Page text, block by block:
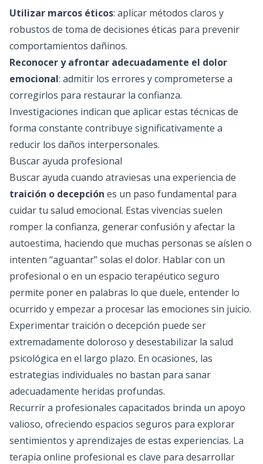
Utilizar marcos éticos: aplicar métodos claros y
robustos de toma de decisiones éticas para prevenir
comportamientos dañinos.
Reconocer y afrontar adecuadamente el dolor
emocional: admitir los errores y comprometerse a
corregirlos para restaurar la confianza.
Investigaciones indican que aplicar estas técnicas de
forma constante contribuye significativamente a
reducir los daños interpersonales.
Buscar ayuda profesional
Buscar ayuda cuando atraviesas una experiencia de
traición o decepción es un paso fundamental para
cuidar tu salud emocional. Estas vivencias suelen
romper la confianza, generar confusión y afectar la
autoestima, haciendo que muchas personas se aíslen o
intenten “aguantar” solas el dolor. Hablar con un
profesional o en un espacio terapéutico seguro
permite poner en palabras lo que duele, entender lo
ocurrido y empezar a procesar las emociones sin juicio.
Experimentar traición o decepción puede ser
extremadamente doloroso y desestabilizar la salud
psicológica en el largo plazo. En ocasiones, las
estrategias individuales no bastan para sanar
adecuadamente heridas profundas.
Recurrir a profesionales capacitados brinda un apoyo
valioso, ofreciendo espacios seguros para explorar
sentimientos y aprendizajes de estas experiencias. La
terapia online profesional es clave para desarrollar